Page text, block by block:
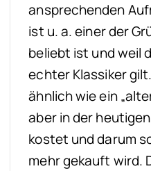
ansprechenden
ist u. a. einer der
beliebt ist und weil
echter Klassiker
ähnlich wie ein
aber in der
kostet und darum
mehr gekauft wird.